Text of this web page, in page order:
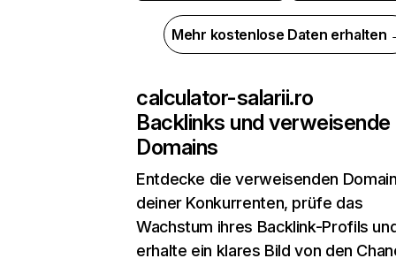
Mehr kostenlose Daten erhalten
calculator-salarii.ro
Backlinks und verweisende
Domains
Entdecke die verweisenden
deiner Konkurrenten, prüfe das
Wachstum ihres Backlink-Profils
erhalte ein klares Bild von den